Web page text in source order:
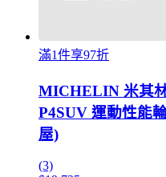
滿1件享97折
MICHELIN 米其
P4SUV 運動性能
屋)
(3)